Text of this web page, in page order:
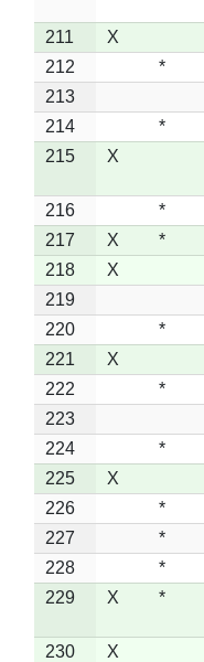
211
X
212
*
213
214
*
215
X
216
*
217
X *
218
X
219
220
*
221
X
222
*
223
224
*
225
X
226
*
227
*
228
*
229
X *
230 X